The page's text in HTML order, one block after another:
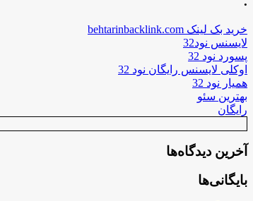
خرید بک لینک behtarinbacklink.com
لایسنس نود32
پسورد نود 32
اوکلی لایسنس رایگان نود 32
همیار نود 32
بهترین سئو
رایگان
آخرین دیدگاه‌ها
بایگانی‌ها